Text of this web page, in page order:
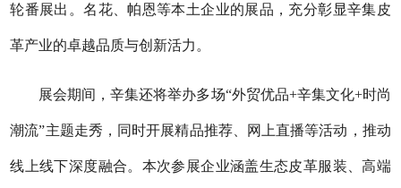
轮番展出。名花、帕恩等本土企业的展品，充分彰显辛集皮
革产业的卓越品质与创新活力。
展会期间，辛集还将举办多场“外贸优品+辛集文化+时尚
潮流”主题走秀，同时开展精品推荐、网上直播等活动，推动
线上线下深度融合。本次参展企业涵盖生态皮革服装、高端